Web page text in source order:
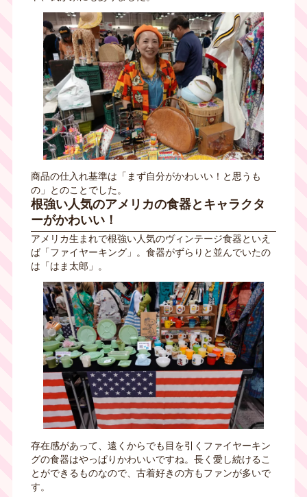
商品の仕入れ基準は「まず自分がかわいい！と思うも
の」とのことでした。
根強い人気のアメリカの食器とキャラクタ
ーがかわいい！
アメリカ生まれで根強い人気のヴィンテージ食器といえ
ば「ファイヤーキング」。食器がずらりと並んでいたの
は「はま太郎」。
存在感があって、遠くからでも目を引くファイヤーキン
グの食器はやっぱりかわいいですね。長く愛し続けるこ
とができるものなので、古着好きの方もファンが多いで
す。